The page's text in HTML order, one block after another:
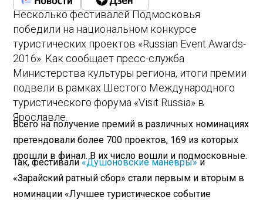
Несколько фестивалей Подмосковья
победили на национальном конкурсе
туристических проектов «Russian Event Awards-
2016». Как сообщает пресс-служба
Министерства культуры региона, итоги премии
подвели в рамках Шестого Международного
туристического форума «Visit Russia» в
Ярославле.
Всего на получение премий в различных номинациях
претендовали более 700 проектов, 169 из которых
прошли в финал. В их число вошли и подмосковные.
Так, фестивали«Душоновские маневры»и
«Зарайский ратный сбор» стали первым и вторым в
номинации «Лучшее туристическое событие